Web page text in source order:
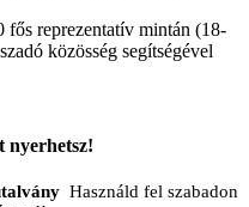
reprezentatív mintán (18-
közösség segítségével
nyerhetsz!
Használd fel szabadon